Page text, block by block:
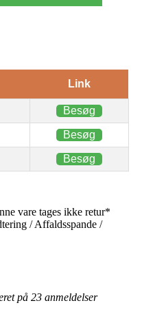
Link
Besøg
Besøg
Besøg
vare tages ikke retur*
/ Affaldsspande /
på 23 anmeldelser